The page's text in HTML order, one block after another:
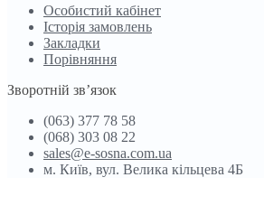
Особистий кабінет
Історія замовлень
Закладки
Порівняння
Зворотній зв’язок
(063) 377 78 58
(068) 303 08 22
sales@e-sosna.com.ua
м. Київ, вул. Велика кільцева 4Б